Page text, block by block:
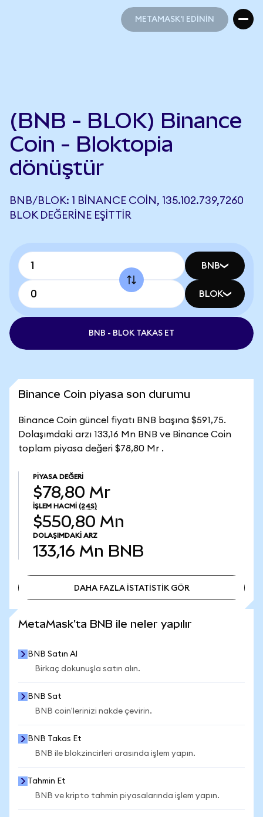
METAMASK'I EDİNİN
(BNB - BLOK) Binance
Coin - Bloktopia
dönüştür
BNB/BLOK: 1 BINANCE COIN, 135.102.739,7260
BLOK DEĞERINE EŞITTIR
BNB
BLOK
BNB - BLOK TAKAS ET
Binance Coin piyasa son durumu
Binance Coin güncel fiyatı BNB başına $591,75.
Dolaşımdaki arzı 133,16 Mn BNB ve Binance Coin
toplam piyasa değeri $78,80 Mr .
PIYASA DEĞERI
$78,80 Mr
İŞLEM HACMI (24S)
$550,80 Mn
DOLAŞIMDAKI ARZ
133,16 Mn BNB
DAHA FAZLA İSTATİSTİK GÖR
MetaMask'ta BNB ile neler yapılır
BNB Satın Al
Birkaç dokunuşla satın alın.
BNB Sat
BNB coin'lerinizi nakde çevirin.
BNB Takas Et
BNB ile blokzincirleri arasında işlem yapın.
Tahmin Et
BNB ve kripto tahmin piyasalarında işlem yapın.